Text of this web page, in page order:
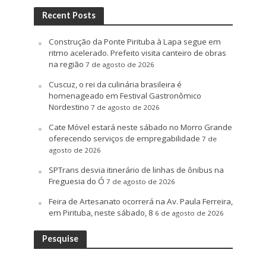
Recent Posts
Construção da Ponte Pirituba à Lapa segue em
ritmo acelerado. Prefeito visita canteiro de obras
na região 7 de agosto de 2026
Cuscuz, o rei da culinária brasileira é
homenageado em Festival Gastronômico
Nordestino 7 de agosto de 2026
Cate Móvel estará neste sábado no Morro Grande
oferecendo serviços de empregabilidade 7 de
agosto de 2026
SPTrans desvia itinerário de linhas de ônibus na
Freguesia do Ó 7 de agosto de 2026
Feira de Artesanato ocorrerá na Av. Paula Ferreira,
em Pirituba, neste sábado, 8 6 de agosto de 2026
Pesquise